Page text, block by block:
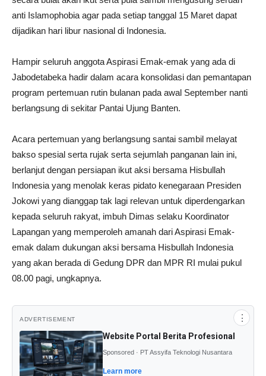
anti Islamophobia agar pada setiap tanggal 15 Maret dapat
dijadikan hari libur nasional di Indonesia.
Hampir seluruh anggota Aspirasi Emak-emak yang ada di
Jabodetabeka hadir dalam acara konsolidasi dan pemantapan
program pertemuan rutin bulanan pada awal September nanti
berlangsung di sekitar Pantai Ujung Banten.
Acara pertemuan yang berlangsung santai sambil melayat
bakso spesial serta rujak serta sejumlah panganan lain ini,
berlanjut dengan persiapan ikut aksi bersama Hisbullah
Indonesia yang menolak keras pidato kenegaraan Presiden
Jokowi yang dianggap tak lagi relevan untuk diperdengarkan
kepada seluruh rakyat, imbuh Dimas selaku Koordinator
Lapangan yang memperoleh amanah dari Aspirasi Emak-
emak dalam dukungan aksi bersama Hisbullah Indonesia
yang akan berada di Gedung DPR dan MPR RI mulai pukul
08.00 pagi, ungkapnya.
ADVERTISEMENT ⋮
Website Portal Berita Profesional
Sponsored · PT Assyifa Teknologi Nusantara
Learn more